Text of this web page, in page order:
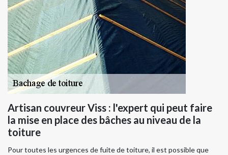
Artisan couvreur Viss : l'expert qui peut faire
la mise en place des bâches au niveau de la
toiture
Pour toutes les urgences de fuite de toiture, il est possible que